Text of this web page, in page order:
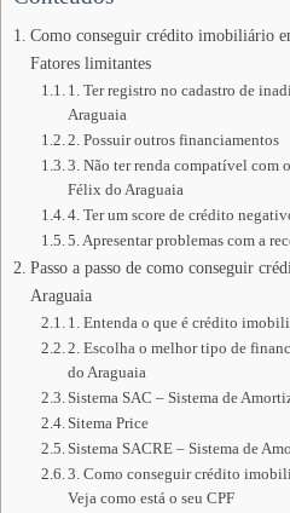
Como conseguir crédito imobiliário
Fatores limitantes
1. Ter registro no cadastro de
Araguaia
2. Possuir outros financiamentos
3. Não ter renda compatível com
Félix do Araguaia
4. Ter um score de crédito
5. Apresentar problemas com a
Passo a passo de como conseguir
Araguaia
1. Entenda o que é crédito
2. Escolha o melhor tipo de
do Araguaia
Sistema SAC – Sistema de
Sitema Price
Sistema SACRE – Sistema de
3. Como conseguir crédito
Veja como está o seu CPF